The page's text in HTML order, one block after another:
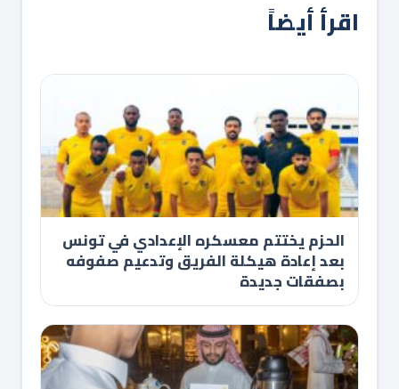
اقرأ أيضاً
الحزم يختتم معسكره الإعدادي في تونس
بعد إعادة هيكلة الفريق وتدعيم صفوفه
بصفقات جديدة